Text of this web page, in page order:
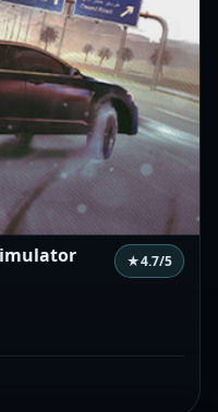
★4.7/5